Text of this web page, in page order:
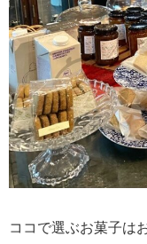
ココで選ぶお菓子は